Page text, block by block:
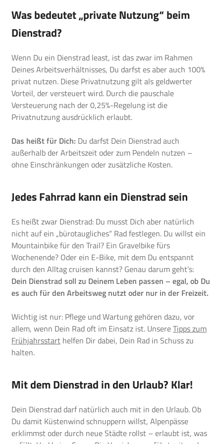
Was bedeutet „private Nutzung“ beim
Dienstrad?
Wenn Du ein Dienstrad least, ist das zwar im Rahmen
Deines Arbeitsverhältnisses, Du darfst es aber auch 100%
privat nutzen. Diese Privatnutzung gilt als geldwerter
Vorteil, der versteuert wird. Durch die pauschale
Versteuerung nach der 0,25%-Regelung ist die
Privatnutzung ausdrücklich erlaubt.
Das heißt für Dich: Du darfst Dein Dienstrad auch
außerhalb der Arbeitszeit oder zum Pendeln nutzen –
ohne Einschränkungen oder zusätzliche Kosten.
Jedes Fahrrad kann ein Dienstrad sein
Es heißt zwar Dienstrad: Du musst Dich aber natürlich
nicht auf ein „bürotaugliches“ Rad festlegen. Du willst ein
Mountainbike für den Trail? Ein Gravelbike fürs
Wochenende? Oder ein E-Bike, mit dem Du entspannt
durch den Alltag cruisen kannst? Genau darum geht’s:
Dein Dienstrad soll zu Deinem Leben passen – egal, ob Du
es auch für den Arbeitsweg nutzt oder nur in der Freizeit.
Wichtig ist nur: Pflege und Wartung gehören dazu, vor
allem, wenn Dein Rad oft im Einsatz ist. UnsereTipps zum
Frühjahrsstart helfen Dir dabei, Dein Rad in Schuss zu
halten.
Mit dem Dienstrad in den Urlaub? Klar!
Dein Dienstrad darf natürlich auch mit in den Urlaub. Ob
Du damit Küstenwind schnuppern willst, Alpenpässe
erklimmst oder durch neue Städte rollst – erlaubt ist, was